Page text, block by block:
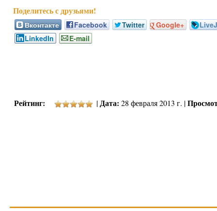
Вконтакте Facebook Twitter Google+
LinkedIn
E-mail
Рейтинг: |Дата: 28 февраля 2013 г. |